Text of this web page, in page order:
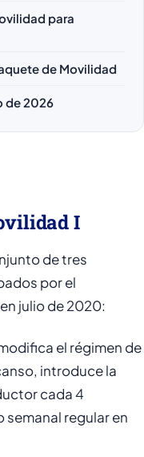
para
de Movilidad
de 2026
I
de tres
por el
julio de 2020:
el régimen de
introduce la
cada 4
semanal regular en